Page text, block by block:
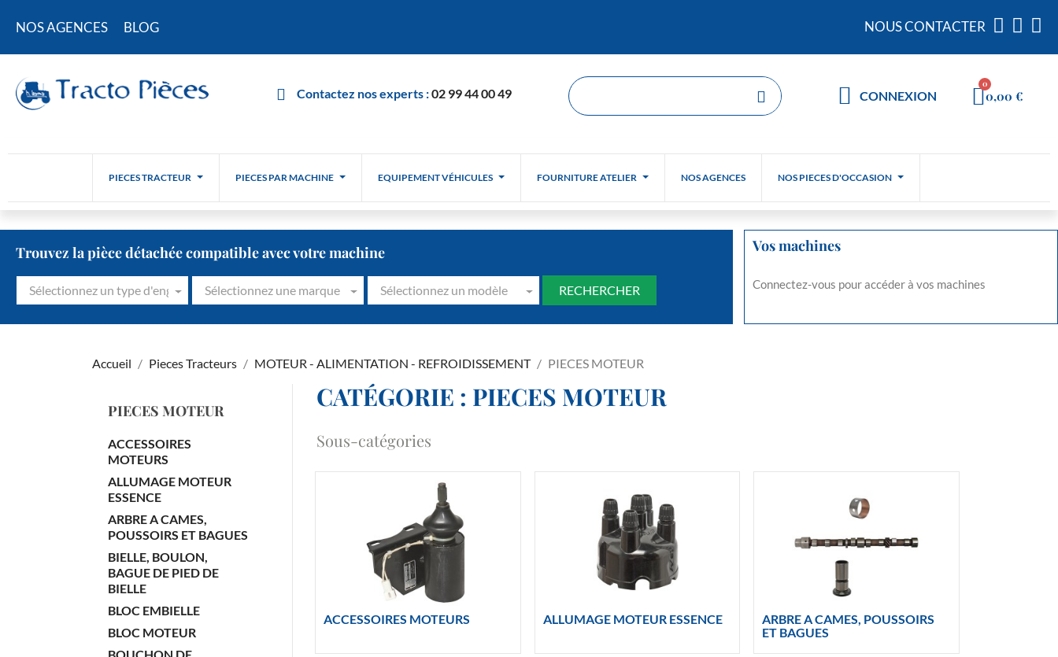
NOS AGENCES BLOG NOUS CONTACTER
Contactez nos experts :02 99 44 00 49 CONNEXION 0,00 €
PIECES TRACTEUR PIECES PAR MACHINE EQUIPEMENT VÉHICULES FOURNITURE ATELIER NOS AGENCES NOS PIECES D'OCCASION
Trouvez la pièce détachée compatible avec votre machine
Sélectionnez un type d'engin Sélectionnez une marque Sélectionnez un modèle
Vos machines
Connectez-vous pour accéder à vos machines
Accueil Pieces Tracteurs MOTEUR - ALIMENTATION - REFROIDISSEMENT PIECES MOTEUR
PIECES MOTEUR
ACCESSOIRES
MOTEURS
ALLUMAGE MOTEUR
ESSENCE
ARBRE A CAMES,
POUSSOIRS ET BAGUES
BIELLE, BOULON,
BAGUE DE PIED DE
BIELLE
BLOC EMBIELLE
BLOC MOTEUR
CATÉGORIE : PIECES MOTEUR
Sous-catégories
ACCESSOIRES MOTEURS ALLUMAGE MOTEUR ESSENCE
ARBRE A CAMES, POUSSOIRS
ET BAGUES